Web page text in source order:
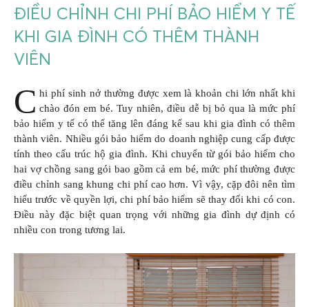
ĐIỀU CHỈNH CHI PHÍ BẢO HIỂM Y TẾ
KHI GIA ĐÌNH CÓ THÊM THÀNH
VIÊN
C hi phí sinh nở thường được xem là khoản chi lớn nhất khi
chào đón em bé. Tuy nhiên, điều dễ bị bỏ qua là mức phí
bảo hiểm y tế có thể tăng lên đáng kể sau khi gia đình có thêm
thành viên. Nhiều gói bảo hiểm do doanh nghiệp cung cấp được
tính theo cấu trúc hộ gia đình. Khi chuyển từ gói bảo hiểm cho
hai vợ chồng sang gói bao gồm cả em bé, mức phí thường được
điều chỉnh sang khung chi phí cao hơn. Vì vậy, cặp đôi nên tìm
hiểu trước về quyền lợi, chi phí bảo hiểm sẽ thay đổi khi có con.
Điều này đặc biệt quan trọng với những gia đình dự định có
nhiều con trong tương lai.